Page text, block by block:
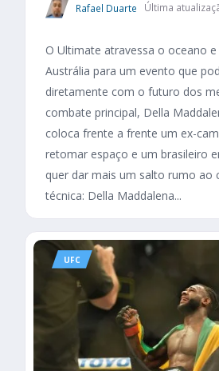
Rafael Duarte Última
O Ultimate atravessa o oceano
Austrália para um evento que
diretamente com o futuro dos
combate principal, Della
coloca frente a frente um ex-
retomar espaço e um brasileiro
quer dar mais um salto rumo ao
técnica: Della Maddalena...
UFC